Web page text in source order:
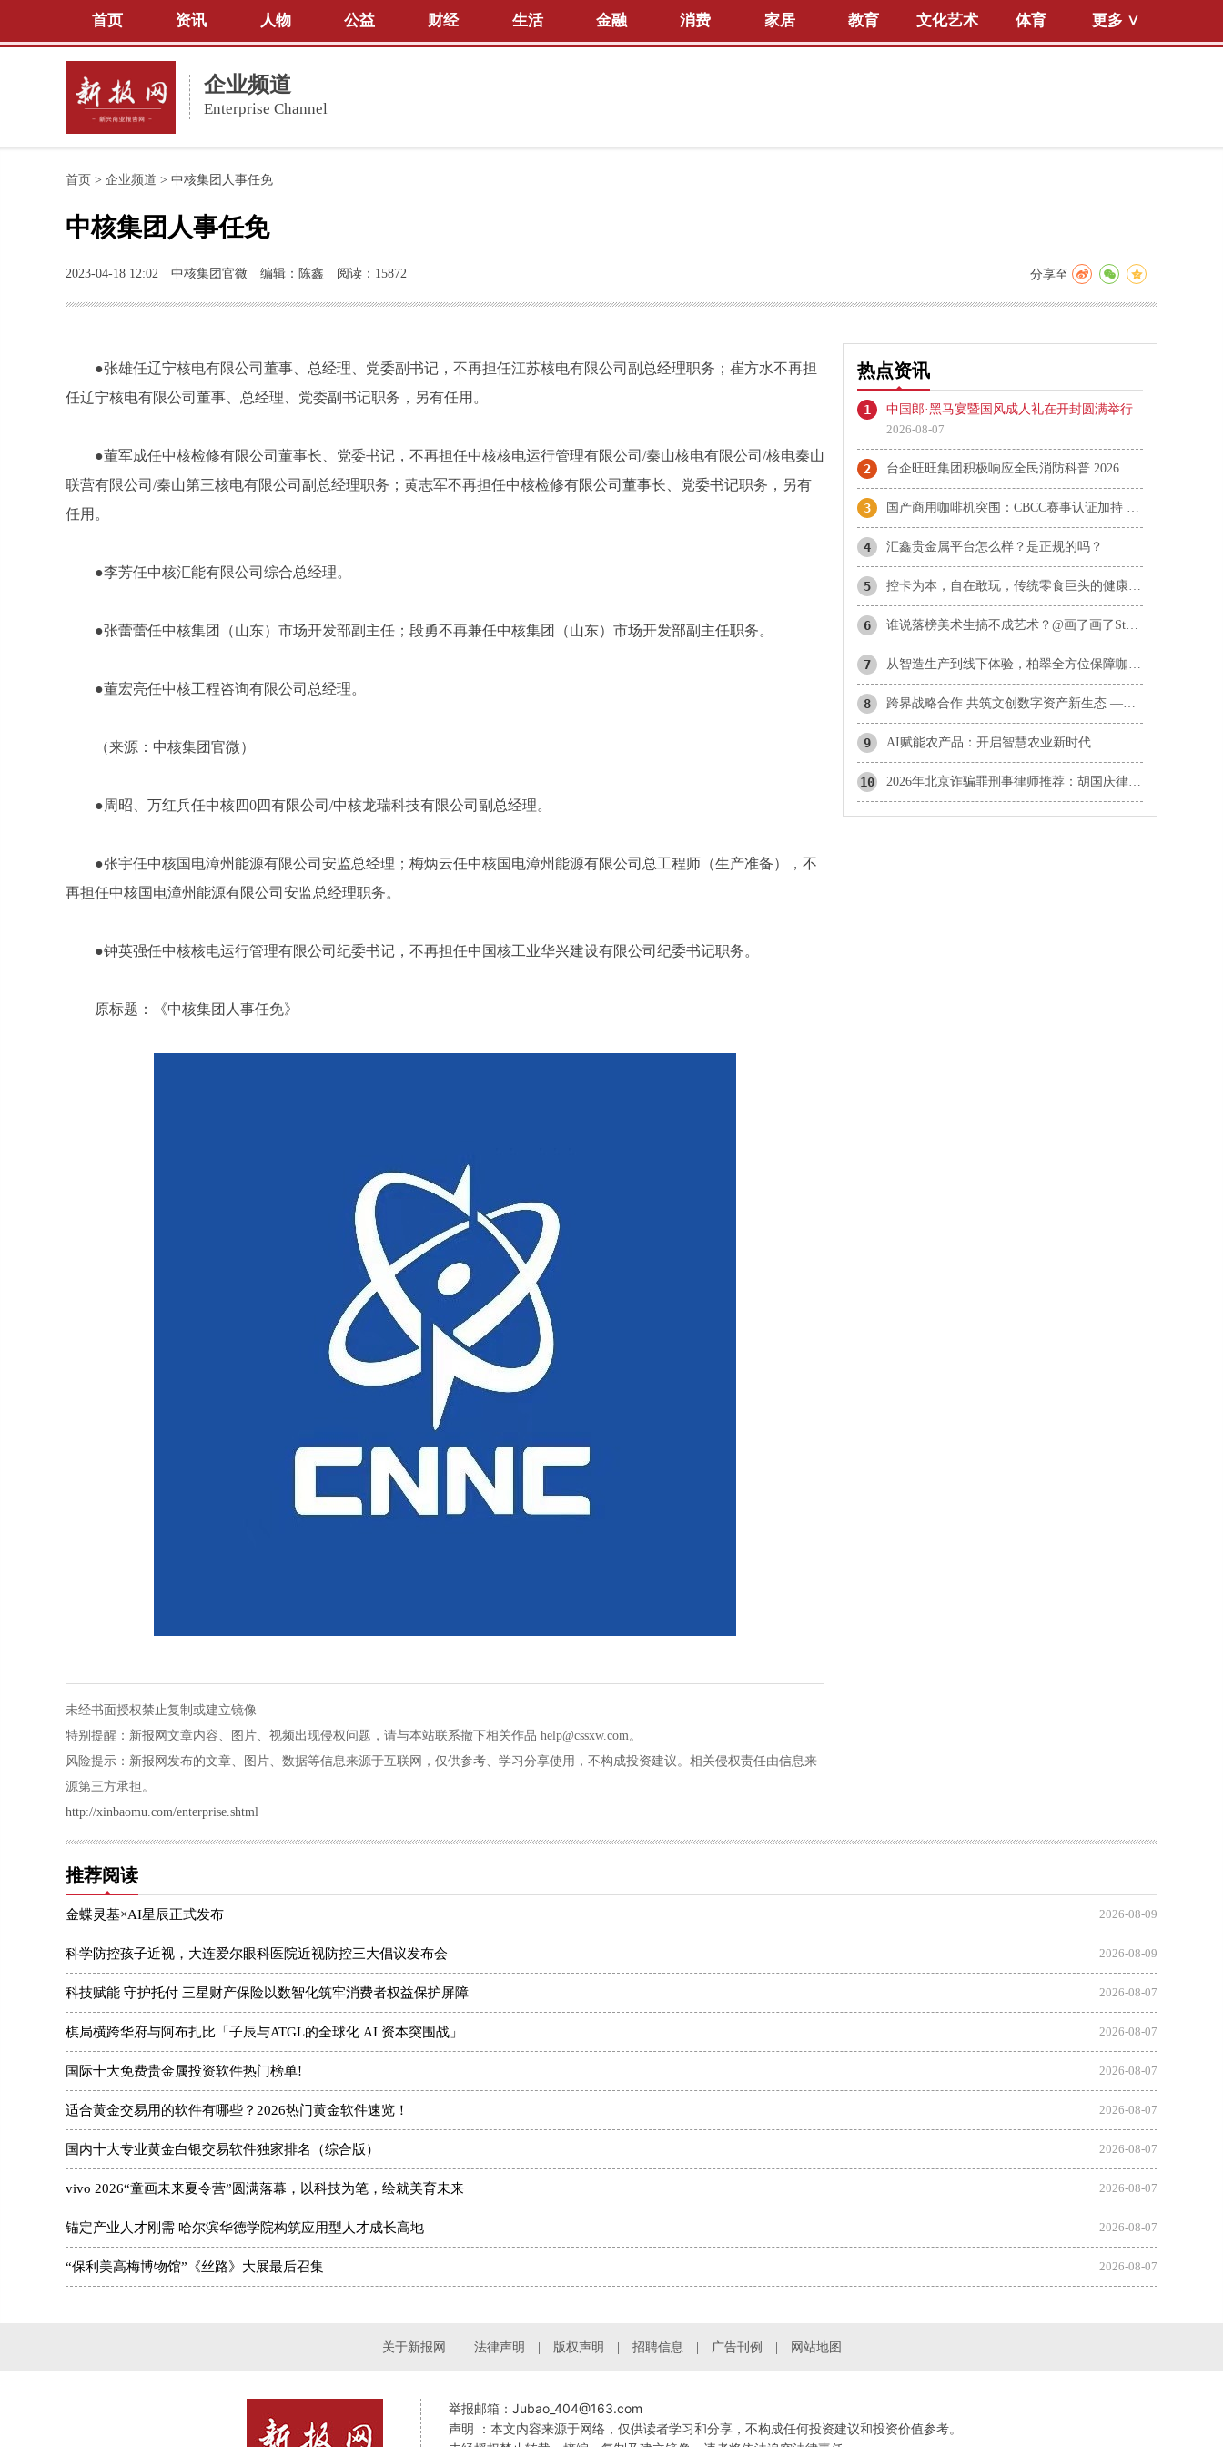
首页 资讯 人物 公益 财经 生活 金融 消费 家居 教育 文化艺术 体育 更多 ∨
企业频道
Enterprise Channel
首页 > 企业频道 > 中核集团人事任免
中核集团人事任免
2023-04-18 12:02 中核集团官微 编辑：陈鑫 阅读：15872 分享至
●张雄任辽宁核电有限公司董事、总经理、党委副书记，不再担任江苏核电有限公司副总经理职务；崔方水不再担
任辽宁核电有限公司董事、总经理、党委副书记职务，另有任用。
●董军成任中核检修有限公司董事长、党委书记，不再担任中核核电运行管理有限公司/秦山核电有限公司/核电秦山
联营有限公司/秦山第三核电有限公司副总经理职务；黄志军不再担任中核检修有限公司董事长、党委书记职务，另有
任用。
●李芳任中核汇能有限公司综合总经理。
●张蕾蕾任中核集团（山东）市场开发部副主任；段勇不再兼任中核集团（山东）市场开发部副主任职务。
●董宏亮任中核工程咨询有限公司总经理。
（来源：中核集团官微）
●周昭、万红兵任中核四0四有限公司/中核龙瑞科技有限公司副总经理。
●张宇任中核国电漳州能源有限公司安监总经理；梅炳云任中核国电漳州能源有限公司总工程师（生产准备），不
再担任中核国电漳州能源有限公司安监总经理职务。
●钟英强任中核核电运行管理有限公司纪委书记，不再担任中国核工业华兴建设有限公司纪委书记职务。
原标题：《中核集团人事任免》
未经书面授权禁止复制或建立镜像
特别提醒：新报网文章内容、图片、视频出现侵权问题，请与本站联系撤下相关作品 help@cssxw.com。
风险提示：新报网发布的文章、图片、数据等信息来源于互联网，仅供参考、学习分享使用，不构成投资建议。相关侵权责任由信息来
源第三方承担。
http://xinbaomu.com/enterprise.shtml
热点资讯
1
中国郎·黑马宴暨国风成人礼在开封圆满举行
2026-08-07
2 台企旺旺集团积极响应全民消防科普 2026年“旺旺杯”消防主题运动会圆满落幕
3 国产商用咖啡机突围：CBCC赛事认证加持 柏翠天工Plus成咖啡机推荐热门
4 汇鑫贵金属平台怎么样？是正规的吗？
5 控卡为本，自在敢玩，传统零食巨头的健康赛道长期主义实践
6 谁说落榜美术生搞不成艺术？@画了画了Stone 带着上百张“神作”，约你北京见！
7 从智造生产到线下体验，柏翠全方位保障咖啡机使用品质
8 ​跨界战略合作 共筑文创数字资产新生态 ——携手探索文化数字化战略落地新范式
9 AI赋能农产品：开启智慧农业新时代
10 2026年北京诈骗罪刑事律师推荐：胡国庆律师合同诈骗与诈骗罪辩护方向分析
推荐阅读
2026-08-09
金蝶灵基×AI星辰正式发布
2026-08-09
科学防控孩子近视，大连爱尔眼科医院近视防控三大倡议发布会
2026-08-07
科技赋能 守护托付 三星财产保险以数智化筑牢消费者权益保护屏障
2026-08-07
棋局横跨华府与阿布扎比「子辰与ATGL的全球化 AI 资本突围战」
2026-08-07
国际十大免费贵金属投资软件热门榜单!
2026-08-07
适合黄金交易用的软件有哪些？2026热门黄金软件速览！
2026-08-07
国内十大专业黄金白银交易软件独家排名（综合版）
2026-08-07
vivo 2026“童画未来夏令营”圆满落幕，以科技为笔，绘就美育未来
2026-08-07
锚定产业人才刚需 哈尔滨华德学院构筑应用型人才成长高地
2026-08-07
“保利美高梅博物馆”《丝路》大展最后召集
关于新报网 法律声明 版权声明 招聘信息 广告刊例 网站地图
举报邮箱： Jubao_404@163.com
声明 ：本文内容来源于网络，仅供读者学习和分享，不构成任何投资建议和投资价值参考。